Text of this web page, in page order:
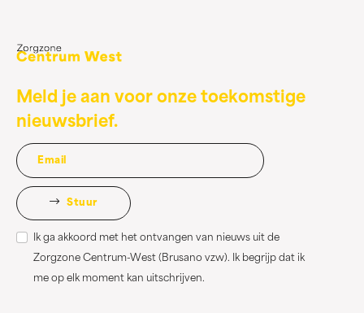
Meld je aan voor onze toekomstige
nieuwsbrief.
Stuur
Ik ga akkoord met het ontvangen van nieuws uit de
Zorgzone Centrum-West (Brusano vzw). Ik begrijp dat ik
me op elk moment kan uitschrijven.